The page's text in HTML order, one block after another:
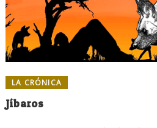
LA CRÓNICA
Jíbaros